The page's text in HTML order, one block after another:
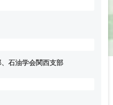
石油学会関西支部